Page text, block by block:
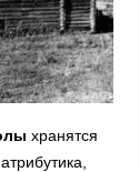
хранятся